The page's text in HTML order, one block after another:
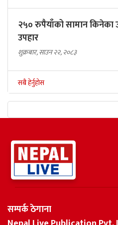
२५० रुपैयाँको सामान किनेका
उपहार
शुक्रबार, साउन २२, २०८३
सबै हेर्नुहोस
सम्पर्क ठेगाना